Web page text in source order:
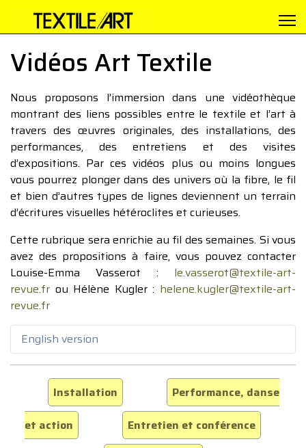
Vidéos Art Textile
Nous proposons l’immersion dans une vidéothèque
montrant des liens possibles entre le textile et l’art à
travers des œuvres originales, des installations, des
performances, des entretiens et des visites
d’expositions. Par ces vidéos plus ou moins longues
vous pourrez plonger dans des univers où la fibre, le fil
et bien d’autres types de lignes deviennent un terrain
d’écritures visuelles hétéroclites et curieuses.
Cette rubrique sera enrichie au fil des semaines. Si vous
avez des propositions à faire, vous pouvez contacter
Louise-Emma Vasserot : le.vasserot@textile-art-
revue.fr ou Hélène Kugler : helene.kugler@textile-art-
revue.fr
English version
Installation
Performance, danse
et action
Entretien et conférence